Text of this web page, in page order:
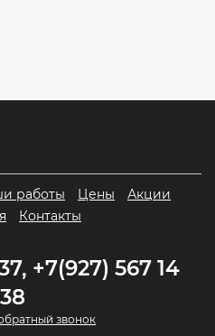
работы Цены
Акции
Контакты
+7(927) 567 14
38
звонок